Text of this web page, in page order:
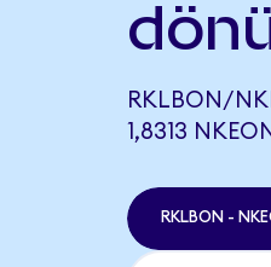
RKLBON/
1,8313
RKLBON -